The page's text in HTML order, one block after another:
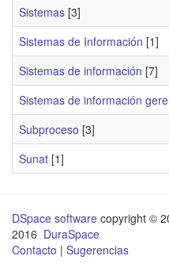
Sistemas [3]
Sistemas de Información [1]
Sistemas de información [7]
Sistemas de información
Subproceso [3]
Sunat [1]
DSpace software copyright ©
2016 DuraSpace
Contacto | Sugerencias